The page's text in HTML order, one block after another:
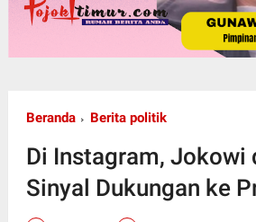
Beranda Berita politik
Di Instagram, Jokowi
Sinyal Dukungan ke